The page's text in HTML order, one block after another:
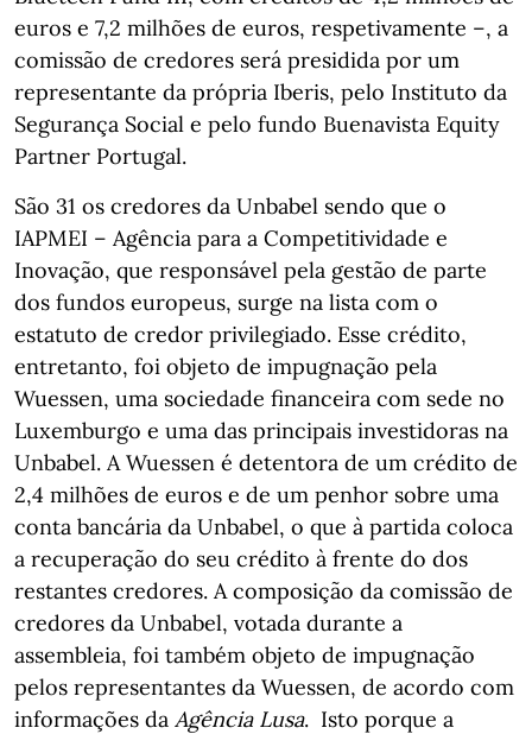
euros e 7,2 milhões de euros, respetivamente –, a
comissão de credores será presidida por um
representante da própria Iberis, pelo Instituto da
Segurança Social e pelo fundo Buenavista Equity
Partner Portugal.
São 31 os credores da Unbabel sendo que o
IAPMEI – Agência para a Competitividade e
Inovação, que responsável pela gestão de parte
dos fundos europeus, surge na lista com o
estatuto de credor privilegiado. Esse crédito,
entretanto, foi objeto de impugnação pela
Wuessen, uma sociedade financeira com sede no
Luxemburgo e uma das principais investidoras na
Unbabel. A Wuessen é detentora de um crédito de
2,4 milhões de euros e de um penhor sobre uma
conta bancária da Unbabel, o que à partida coloca
a recuperação do seu crédito à frente do dos
restantes credores. A composição da comissão de
credores da Unbabel, votada durante a
assembleia, foi também objeto de impugnação
pelos representantes da Wuessen, de acordo com
informações da Agência Lusa. Isto porque a